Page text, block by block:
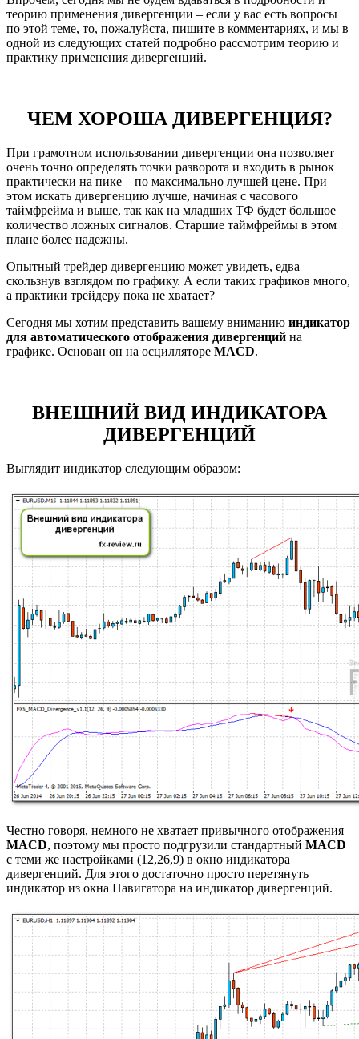
теорию применения дивергенции – если у вас есть вопросы
по этой теме, то, пожалуйста, пишите в комментариях, и мы в
одной из следующих статей подробно рассмотрим теорию и
практику применения дивергенций.
ЧЕМ ХОРОША ДИВЕРГЕНЦИЯ?
При грамотном использовании дивергенции она позволяет
очень точно определять точки разворота и входить в рынок
практически на пике – по максимально лучшей цене. При
этом искать дивергенцию лучше, начиная с часового
таймфрейма и выше, так как на младших ТФ будет большое
количество ложных сигналов. Старшие таймфреймы в этом
плане более надежны.
Опытный трейдер дивергенцию может увидеть, едва
скользнув взглядом по графику. А если таких графиков много,
а практики трейдеру пока не хватает?
Сегодня мы хотим представить вашему вниманию индикатор
для автоматического отображения дивергенций на
графике. Основан он на осцилляторе MACD.
ВНЕШНИЙ ВИД ИНДИКАТОРА
ДИВЕРГЕНЦИЙ
Выглядит индикатор следующим образом:
Честно говоря, немного не хватает привычного отображения
MACD, поэтому мы просто подгрузили стандартный MACD
с теми же настройками (12,26,9) в окно индикатора
дивергенций. Для этого достаточно просто перетянуть
индикатор из окна Навигатора на индикатор дивергенций.